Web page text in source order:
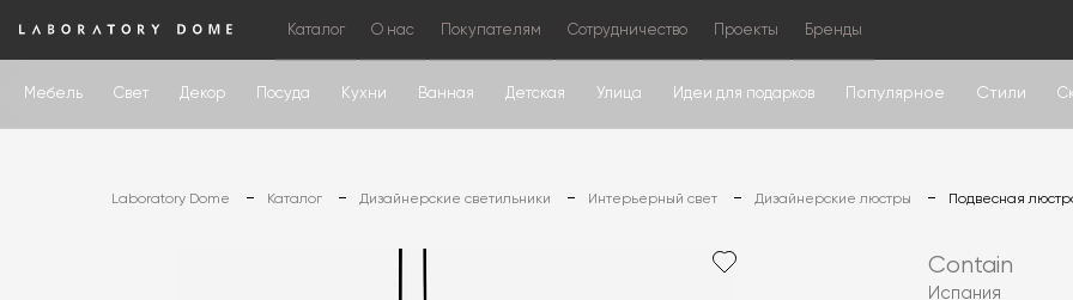
Каталог О нас Покупателям Сотрудничество Проекты Бренды
Мебель Свет Декор Посуда Кухни Ванная Детская Улица Идеи для подарков Популярное Стили
Laboratory Dome Каталог Дизайнерские светильники Интерьерный свет Дизайнерские люстры Подвесная
Contain
Испания